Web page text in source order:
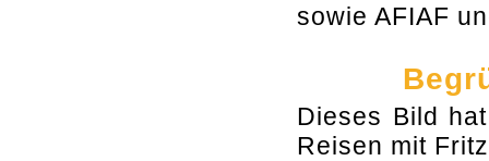
sowie AFIAF
Dieses Bild
Reisen mit